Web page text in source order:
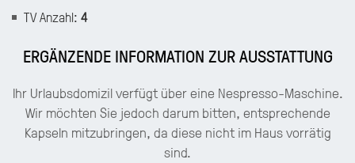
TV Anzahl: 4
ERGÄNZENDE INFORMATION ZUR AUSSTATTUNG
Ihr Urlaubsdomizil verfügt über eine Nespresso-Maschine.
Wir möchten Sie jedoch darum bitten, entsprechende
Kapseln mitzubringen, da diese nicht im Haus vorrätig
sind.